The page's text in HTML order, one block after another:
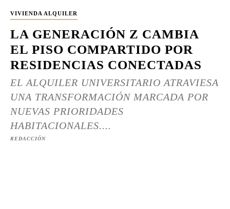
VIVIENDA ALQUILER
LA GENERACIÓN Z CAMBIA
EL PISO COMPARTIDO POR
RESIDENCIAS CONECTADAS
EL ALQUILER UNIVERSITARIO ATRAVIESA
UNA TRANSFORMACIÓN MARCADA POR
NUEVAS PRIORIDADES
HABITACIONALES....
REDACCIÓN